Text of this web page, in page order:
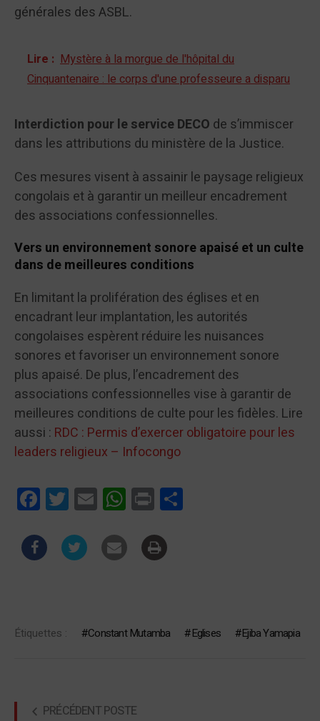
générales des ASBL.
Lire : Mystère à la morgue de l'hôpital du
Cinquantenaire : le corps d'une professeure a disparu
Interdiction pour le service DECO de s’immiscer
dans les attributions du ministère de la Justice.
Ces mesures visent à assainir le paysage religieux
congolais et à garantir un meilleur encadrement
des associations confessionnelles.
Vers un environnement sonore apaisé et un culte
dans de meilleures conditions
En limitant la prolifération des églises et en
encadrant leur implantation, les autorités
congolaises espèrent réduire les nuisances
sonores et favoriser un environnement sonore
plus apaisé. De plus, l’encadrement des
associations confessionnelles vise à garantir de
meilleures conditions de culte pour les fidèles. Lire
aussi : RDC : Permis d’exercer obligatoire pour les
leaders religieux – Infocongo
FacebookTwitterEmail WhatsApp
Print
Étiquettes : Constant Mutamba Eglises Ejiba Yamapia
PRÉCÉDENT POSTE